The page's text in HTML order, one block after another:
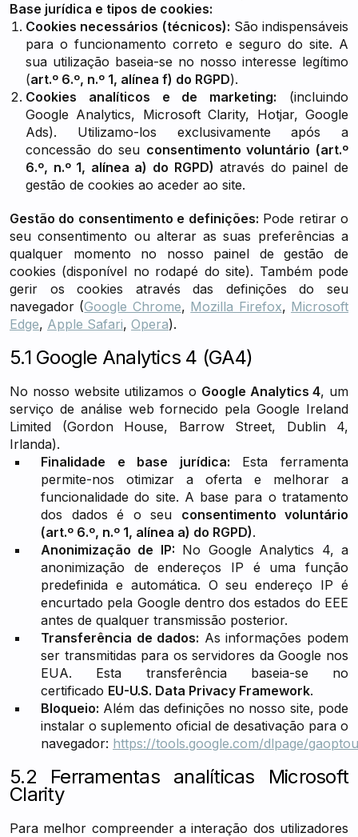
Base jurídica e tipos de cookies:
Cookies necessários (técnicos): São indispensáveis
para o funcionamento correto e seguro do site. A
sua utilização baseia-se no nosso interesse legítimo
(art.º 6.º, n.º 1, alínea f) do RGPD).
Cookies analíticos e de marketing: (incluindo
Google Analytics, Microsoft Clarity, Hotjar, Google
Ads). Utilizamo-los exclusivamente após a
concessão do seu consentimento voluntário (art.º
6.º, n.º 1, alínea a) do RGPD) através do painel de
gestão de cookies ao aceder ao site.
Gestão do consentimento e definições: Pode retirar o
seu consentimento ou alterar as suas preferências a
qualquer momento no nosso painel de gestão de
cookies (disponível no rodapé do site). Também pode
gerir os cookies através das definições do seu
navegador (Google Chrome, Mozilla Firefox, Microsoft
Edge, Apple Safari, Opera).
5.1 Google Analytics 4 (GA4)
No nosso website utilizamos o Google Analytics 4, um
serviço de análise web fornecido pela Google Ireland
Limited (Gordon House, Barrow Street, Dublin 4,
Irlanda).
Finalidade e base jurídica: Esta ferramenta
permite-nos otimizar a oferta e melhorar a
funcionalidade do site. A base para o tratamento
dos dados é o seu consentimento voluntário
(art.º 6.º, n.º 1, alínea a) do RGPD).
Anonimização de IP: No Google Analytics 4, a
anonimização de endereços IP é uma função
predefinida e automática. O seu endereço IP é
encurtado pela Google dentro dos estados do EEE
antes de qualquer transmissão posterior.
Transferência de dados: As informações podem
ser transmitidas para os servidores da Google nos
EUA. Esta transferência baseia-se no
certificado EU-U.S. Data Privacy Framework.
Bloqueio: Além das definições no nosso site, pode
instalar o suplemento oficial de desativação para o
navegador: https://tools.google.com/dlpage/
5.2 Ferramentas analíticas Microsoft
Clarity
Para melhor compreender a interação dos utilizadores